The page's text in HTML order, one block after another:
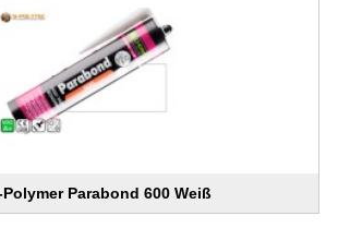
Polymer Parabond 600 Weiß